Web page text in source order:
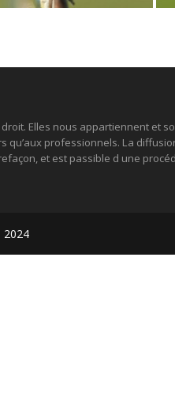
Elles nous appartiennent et
qu’aux professionnels. La
et est passible d une
2024